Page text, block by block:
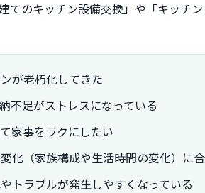
てのキッチン設備交換」や「キッチ
が老朽化してきた
不足がストレスになっている
家事をラクにしたい
化（家族構成や生活時間の変化）に
トラブルが発生しやすくなっている